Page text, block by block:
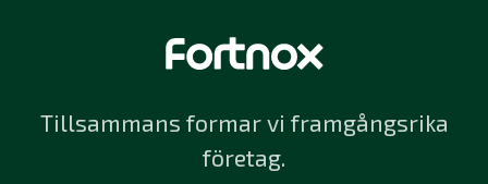
Tillsammans formar vi framgångsrika
företag.